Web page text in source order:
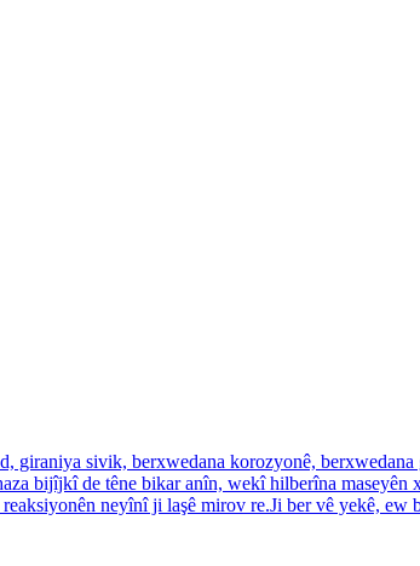
giraniya sivik, berxwedana korozyonê,
bijîjkî de têne bikar anîn, wekî hilberîna
neyînî ji laşê mirov re.Ji ber vê yekê,